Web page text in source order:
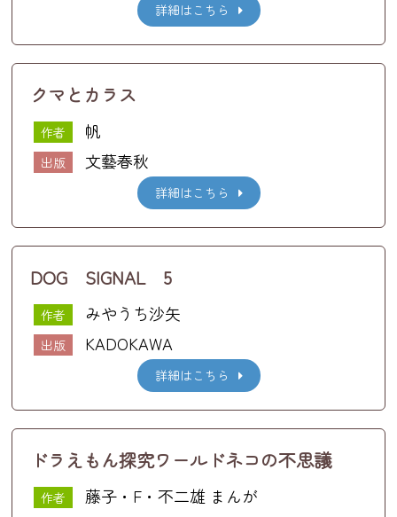
詳細はこちら
クマとカラス
作者 帆
出版 文藝春秋
詳細はこちら
DOG SIGNAL 5
作者 みやうち沙矢
出版 KADOKAWA
詳細はこちら
ドラえもん探究ワールドネコの不思議
作者 藤子・F・不二雄 まんが